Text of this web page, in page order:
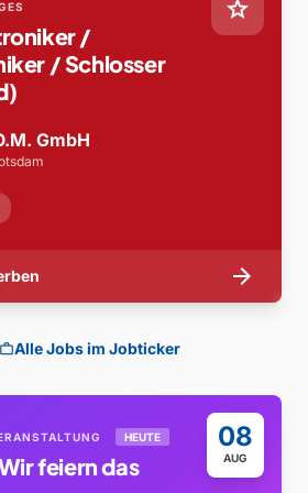
star
/
/ Schlosser
GmbH
arrow_forward
workAlle Jobs im Jobticker
08
AUG
HEUTE
feiern das